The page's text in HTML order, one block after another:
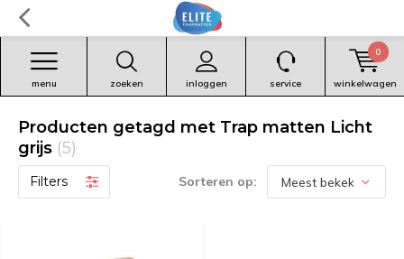
zoeken inloggen
menu service winkelwagen
0
Producten getagd met Trap matten Licht
grijs (5)
Filters Sorteren op: